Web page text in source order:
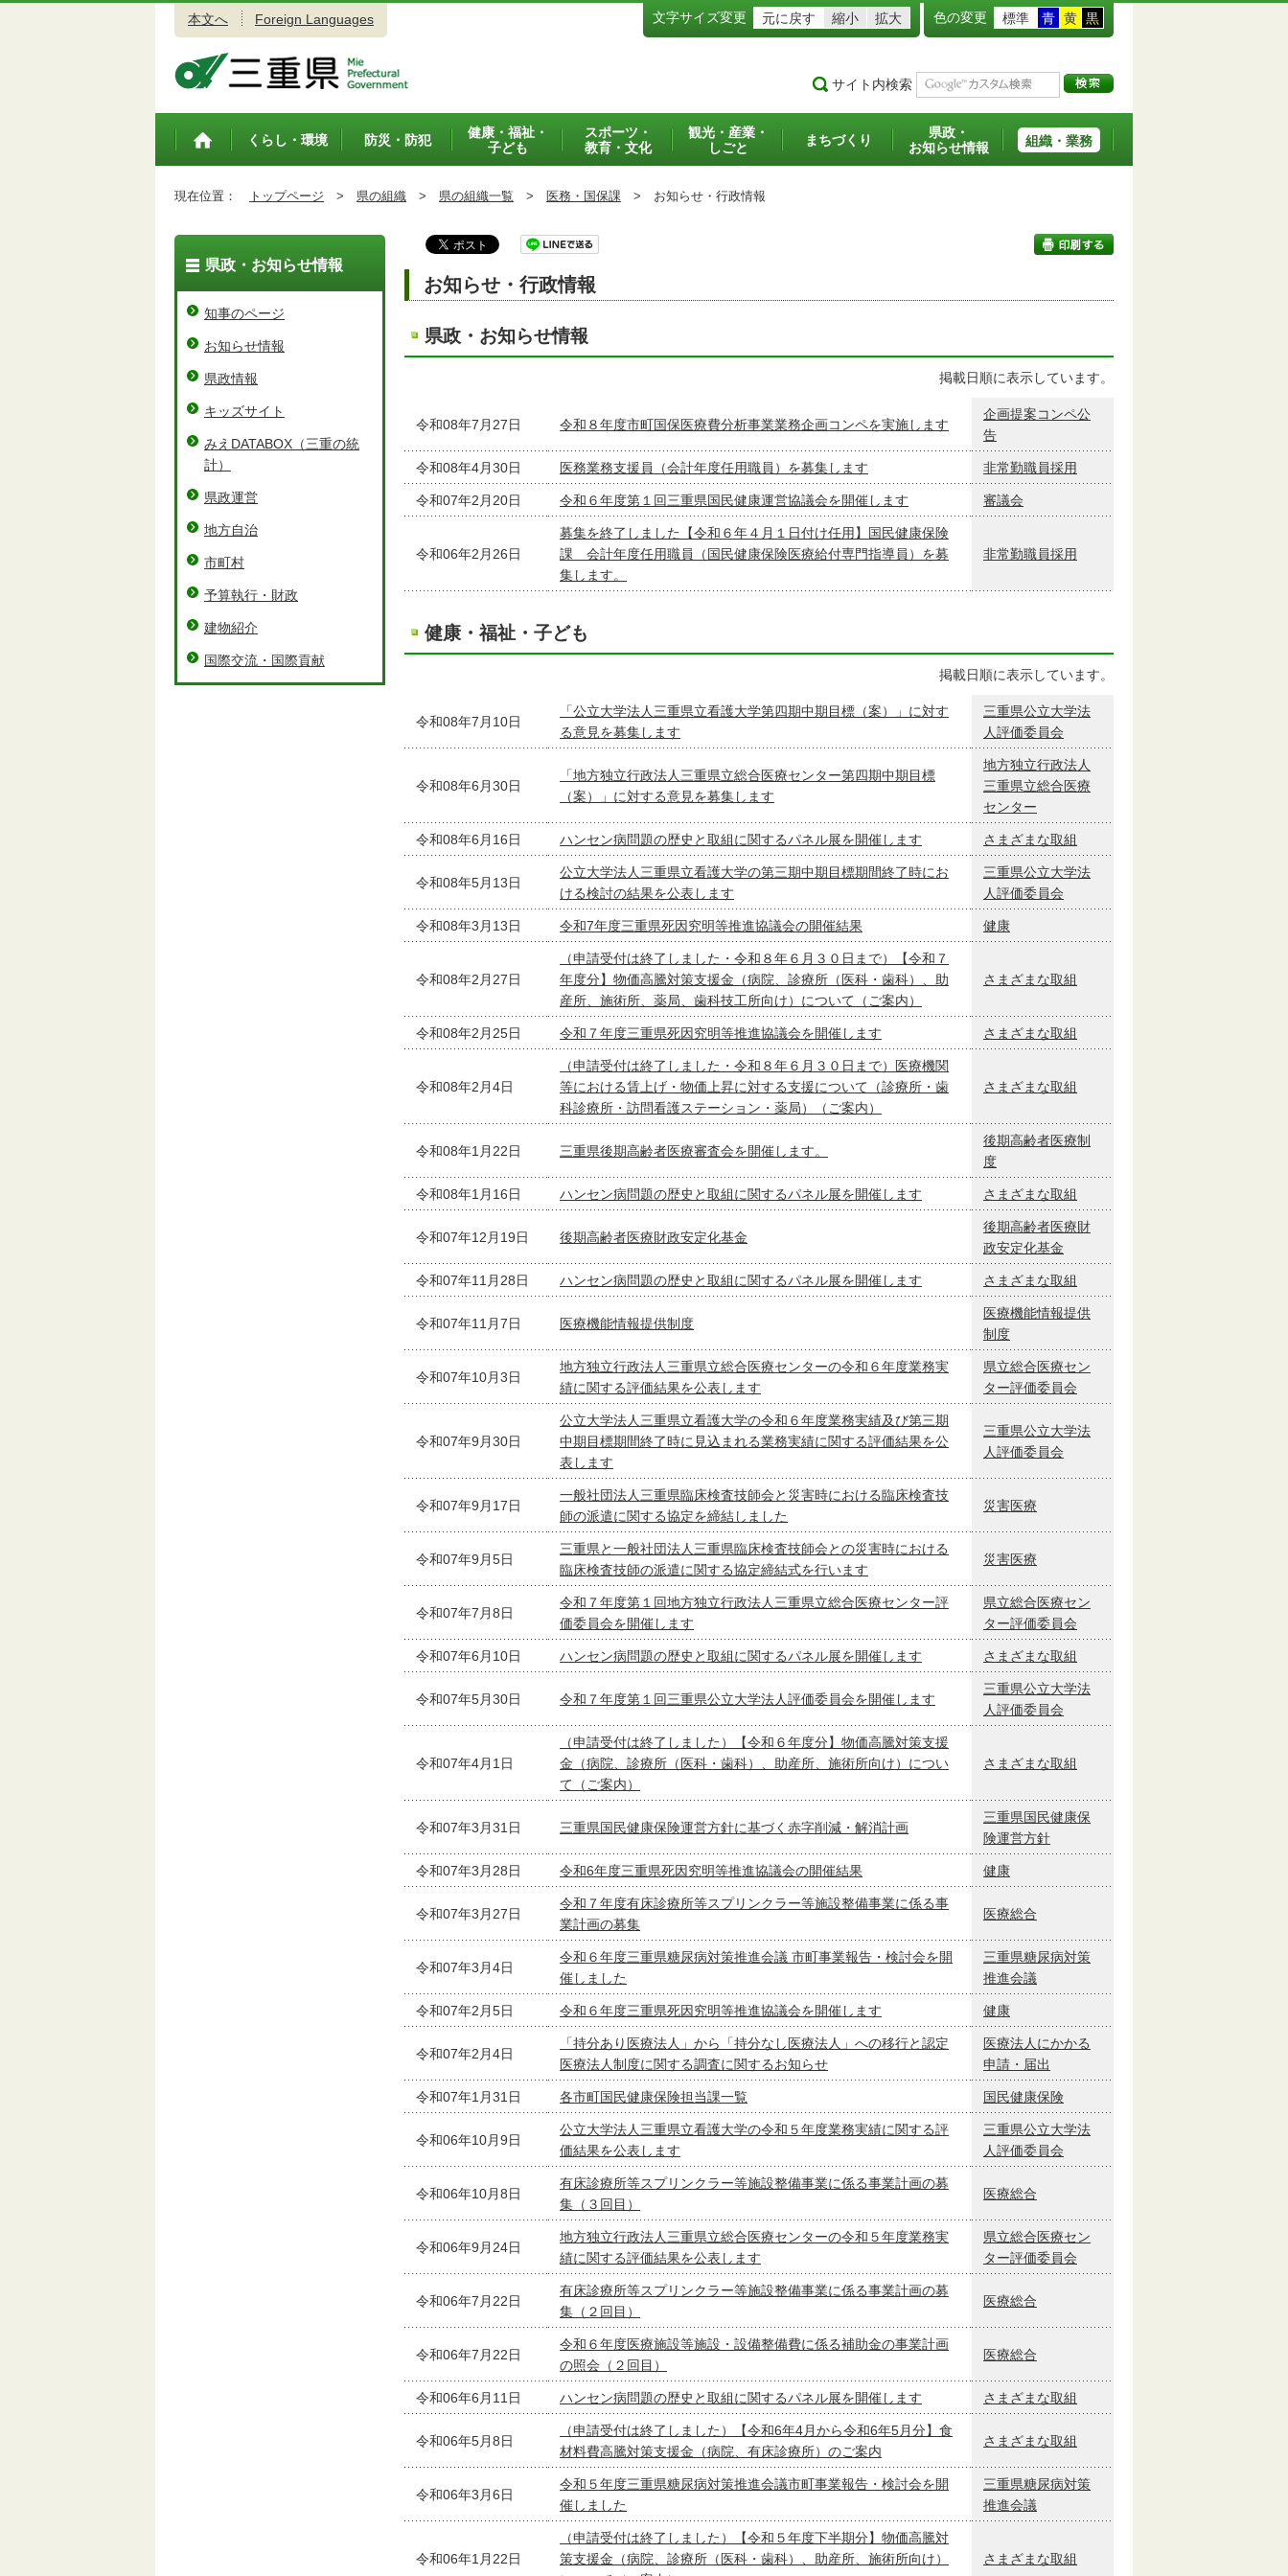
本文へ Foreign Languages 文字サイズ変更 元に戻す 縮小 拡大 色の変更 標準 青 黄 黒
サイト内検索
トップペ
くらし・環境 防災・防犯
健康・福祉・
子ども
スポーツ・
教育・文化
観光・産業・
しごと
まちづくり
県政・
お知らせ情報
組織・業務
現在位置： トップページ > 県の組織 > 県の組織一覧 > 医務・国保課 > お知らせ・行政情報
お知らせ・行政情報
県政・お知らせ情報
掲載日順に表示しています。
令和08年7月27日 令和８年度市町国保医療費分析事業業務企画コンペを実施します
企画提案コンペ公
告
令和08年4月30日 医務業務支援員（会計年度任用職員）を募集します 非常勤職員採用
令和07年2月20日 令和６年度第１回三重県国民健康運営協議会を開催します 審議会
令和06年2月26日
募集を終了しました【令和６年４月１日付け任用】国民健康保険
課 会計年度任用職員（国民健康保険医療給付専門指導員）を募
集します。
非常勤職員採用
健康・福祉・子ども
掲載日順に表示しています。
令和08年7月10日
「公立大学法人三重県立看護大学第四期中期目標（案）」に対す
る意見を募集します
三重県公立大学法
人評価委員会
令和08年6月30日
「地方独立行政法人三重県立総合医療センター第四期中期目標
（案）」に対する意見を募集します
地方独立行政法人
三重県立総合医療
センター
令和08年6月16日 ハンセン病問題の歴史と取組に関するパネル展を開催します さまざまな取組
令和08年5月13日
公立大学法人三重県立看護大学の第三期中期目標期間終了時にお
ける検討の結果を公表します
三重県公立大学法
人評価委員会
令和08年3月13日 令和7年度三重県死因究明等推進協議会の開催結果 健康
令和08年2月27日
（申請受付は終了しました・令和８年６月３０日まで）【令和７
年度分】物価高騰対策支援金（病院、診療所（医科・歯科）、助
産所、施術所、薬局、歯科技工所向け）について（ご案内）
さまざまな取組
令和08年2月25日 令和７年度三重県死因究明等推進協議会を開催します さまざまな取組
令和08年2月4日
（申請受付は終了しました・令和８年６月３０日まで）医療機関
等における賃上げ・物価上昇に対する支援について（診療所・歯
科診療所・訪問看護ステーション・薬局）（ご案内）
さまざまな取組
令和08年1月22日 三重県後期高齢者医療審査会を開催します。
後期高齢者医療制
度
令和08年1月16日 ハンセン病問題の歴史と取組に関するパネル展を開催します さまざまな取組
令和07年12月19日 後期高齢者医療財政安定化基金
後期高齢者医療財
政安定化基金
令和07年11月28日 ハンセン病問題の歴史と取組に関するパネル展を開催します さまざまな取組
令和07年11月7日 医療機能情報提供制度
医療機能情報提供
制度
令和07年10月3日
地方独立行政法人三重県立総合医療センターの令和６年度業務実
績に関する評価結果を公表します
県立総合医療セン
ター評価委員会
令和07年9月30日
公立大学法人三重県立看護大学の令和６年度業務実績及び第三期
中期目標期間終了時に見込まれる業務実績に関する評価結果を公
表します
三重県公立大学法
人評価委員会
令和07年9月17日
一般社団法人三重県臨床検査技師会と災害時における臨床検査技
師の派遣に関する協定を締結しました
災害医療
令和07年9月5日
三重県と一般社団法人三重県臨床検査技師会との災害時における
臨床検査技師の派遣に関する協定締結式を行います
災害医療
令和07年7月8日
令和７年度第１回地方独立行政法人三重県立総合医療センター評
価委員会を開催します
県立総合医療セン
ター評価委員会
令和07年6月10日 ハンセン病問題の歴史と取組に関するパネル展を開催します さまざまな取組
令和07年5月30日 令和７年度第１回三重県公立大学法人評価委員会を開催します
三重県公立大学法
人評価委員会
令和07年4月1日
（申請受付は終了しました）【令和６年度分】物価高騰対策支援
金（病院、診療所（医科・歯科）、助産所、施術所向け）につい
て（ご案内）
さまざまな取組
令和07年3月31日 三重県国民健康保険運営方針に基づく赤字削減・解消計画
三重県国民健康保
険運営方針
令和07年3月28日 令和6年度三重県死因究明等推進協議会の開催結果 健康
令和07年3月27日
令和７年度有床診療所等スプリンクラー等施設整備事業に係る事
業計画の募集
医療総合
令和07年3月4日
令和６年度三重県糖尿病対策推進会議 市町事業報告・検討会を開
催しました
三重県糖尿病対策
推進会議
令和07年2月5日 令和６年度三重県死因究明等推進協議会を開催します 健康
令和07年2月4日
「持分あり医療法人」から「持分なし医療法人」への移行と認定
医療法人制度に関する調査に関するお知らせ
医療法人にかかる
申請・届出
令和07年1月31日 各市町国民健康保険担当課一覧 国民健康保険
令和06年10月9日
公立大学法人三重県立看護大学の令和５年度業務実績に関する評
価結果を公表します
三重県公立大学法
人評価委員会
令和06年10月8日
有床診療所等スプリンクラー等施設整備事業に係る事業計画の募
集（３回目）
医療総合
令和06年9月24日
地方独立行政法人三重県立総合医療センターの令和５年度業務実
績に関する評価結果を公表します
県立総合医療セン
ター評価委員会
令和06年7月22日
有床診療所等スプリンクラー等施設整備事業に係る事業計画の募
集（２回目）
医療総合
令和06年7月22日
令和６年度医療施設等施設・設備整備費に係る補助金の事業計画
の照会（２回目）
医療総合
令和06年6月11日 ハンセン病問題の歴史と取組に関するパネル展を開催します さまざまな取組
令和06年5月8日
（申請受付は終了しました）【令和6年4月から令和6年5月分】食
材料費高騰対策支援金（病院、有床診療所）のご案内
さまざまな取組
令和06年3月6日
令和５年度三重県糖尿病対策推進会議市町事業報告・検討会を開
催しました
三重県糖尿病対策
推進会議
令和06年1月22日
（申請受付は終了しました）【令和５年度下半期分】物価高騰対
策支援金（病院、診療所（医科・歯科）、助産所、施術所向け）
さまざまな取組
県政・お知らせ情報
知事のページ
お知らせ情報
県政情報
キッズサイト
みえDATABOX（三重の統
計）
県政運営
地方自治
市町村
予算執行・財政
建物紹介
国際交流・国際貢献